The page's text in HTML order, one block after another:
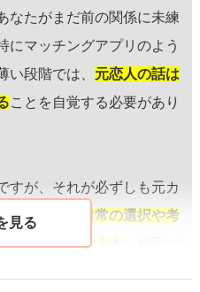
なたがまだ前の関係に未練
にマッチングアプリのよう
い段階では、 元恋人の話は
ことを自覚する必要があり
すが、それが必ずしも元カ
。 価値観は日常の選択や考
分に伝えられます